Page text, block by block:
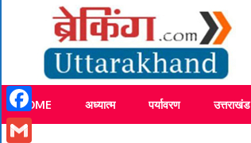
content
Breaking News Uttarakhand
HOME अध्यात्म पर्यावरण उत्तराखंड
Facebook